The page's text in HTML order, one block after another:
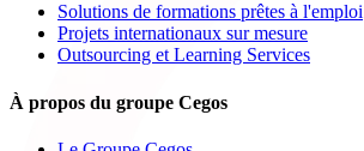
Solutions de formations prêtes à l'emploi
Projets internationaux sur mesure
Outsourcing et Learning Services
À propos du groupe Cegos